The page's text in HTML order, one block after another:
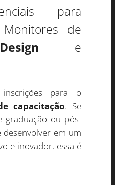
para
de
e
para o
capacitação. Se
graduação ou pós-
em um
e inovador, essa é